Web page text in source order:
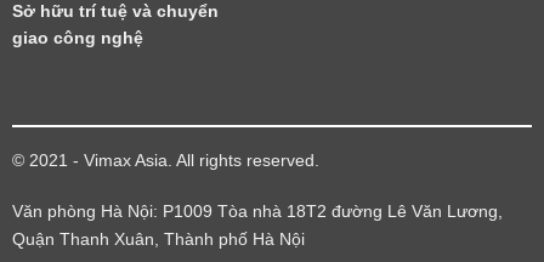
Sở hữu trí tuệ và chuyển
giao công nghệ
© 2021 - Vimax Asia. All rights reserved.
Văn phòng Hà Nội: P1009 Tòa nhà 18T2 đường Lê Văn Lương,
Quận Thanh Xuân, Thành phố Hà Nội